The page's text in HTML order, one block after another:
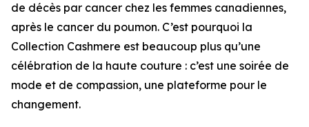
de décès par cancer chez les femmes canadiennes,
après le cancer du poumon. C’est pourquoi la
Collection Cashmere est beaucoup plus qu’une
célébration de la haute couture : c’est une soirée de
mode et de compassion, une plateforme pour le
changement.